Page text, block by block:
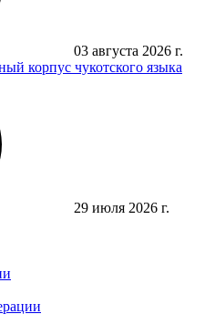
03 августа 2026 г.
корпус чукотского языка
29 июля 2026 г.